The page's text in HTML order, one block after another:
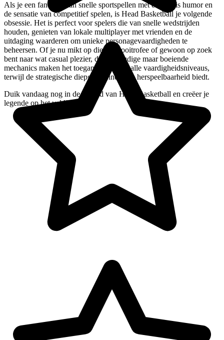
Als je een fan bent van snelle sportspellen met een dosis humor en
de sensatie van competitief spelen, is Head Basketball je volgende
obsessie. Het is perfect voor spelers die van snelle wedstrijden
houden, genieten van lokale multiplayer met vrienden en de
uitdaging waarderen om unieke personagevaardigheden te
beheersen. Of je nu mikt op die toernooitrofee of gewoon op zoek
bent naar wat casual plezier, de eenvoudige maar boeiende
mechanics maken het toegankelijk voor alle vaardigheidsniveaus,
terwijl de strategische diepgang eindeloze herspeelbaarheid biedt.
Duik vandaag nog in de wereld van Head Basketball en creëer je
legende op het veld!